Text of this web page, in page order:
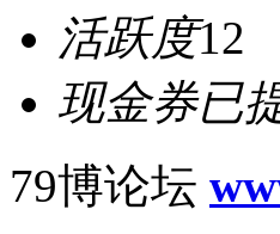
活跃度12
现金券已
79博论坛